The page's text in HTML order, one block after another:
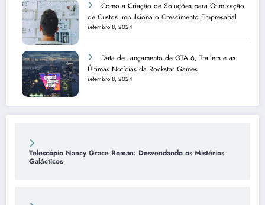
Como a Criação de Soluções para Otimização
de Custos Impulsiona o Crescimento Empresarial
setembro 8, 2024
Data de Lançamento de GTA 6, Trailers e as
Últimas Notícias da Rockstar Games
setembro 8, 2024
Telescópio Nancy Grace Roman: Desvendando os Mistérios
Galácticos